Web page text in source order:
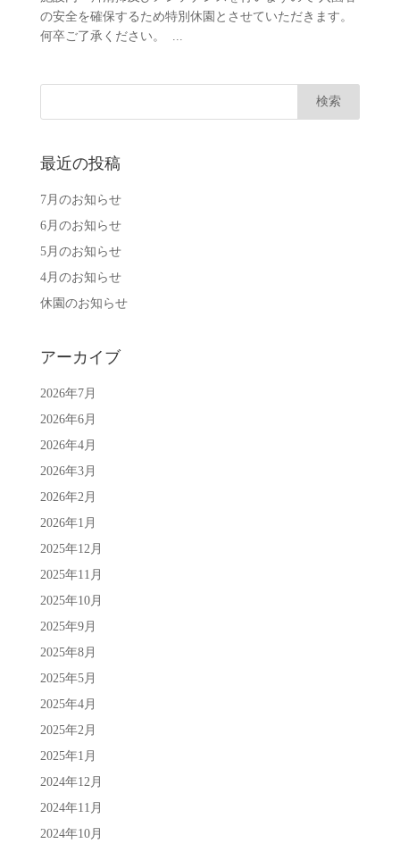
の安全を確保するため特別休園とさせていただきます。
何卒ご了承ください。 ...
最近の投稿
7月のお知らせ
6月のお知らせ
5月のお知らせ
4月のお知らせ
休園のお知らせ
アーカイブ
2026年7月
2026年6月
2026年4月
2026年3月
2026年2月
2026年1月
2025年12月
2025年11月
2025年10月
2025年9月
2025年8月
2025年5月
2025年4月
2025年2月
2025年1月
2024年12月
2024年11月
2024年10月